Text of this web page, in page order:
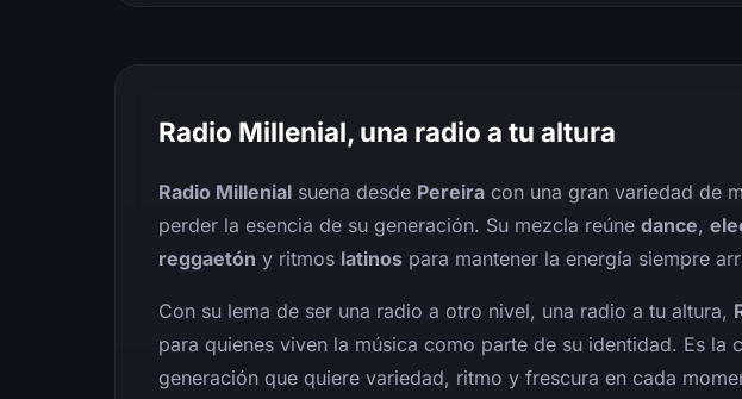
Radio Millenial, una radio a tu altura
Radio Millenial suena desde Pereira con una gran variedad de
perder la esencia de su generación. Su mezcla reúne dance,
reggaetón y ritmos latinos para mantener la energía siempre
Con su lema de ser una radio a otro nivel, una radio a tu altura,
para quienes viven la música como parte de su identidad. Es la
generación que quiere variedad, ritmo y frescura en cada